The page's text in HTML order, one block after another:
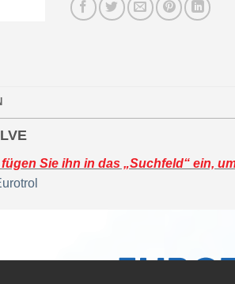
Sie ihn in das „Suchfeld“ ein,